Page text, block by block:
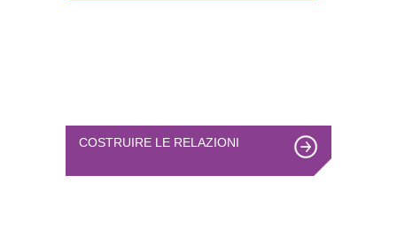
COSTRUIRE LE RELAZIONI